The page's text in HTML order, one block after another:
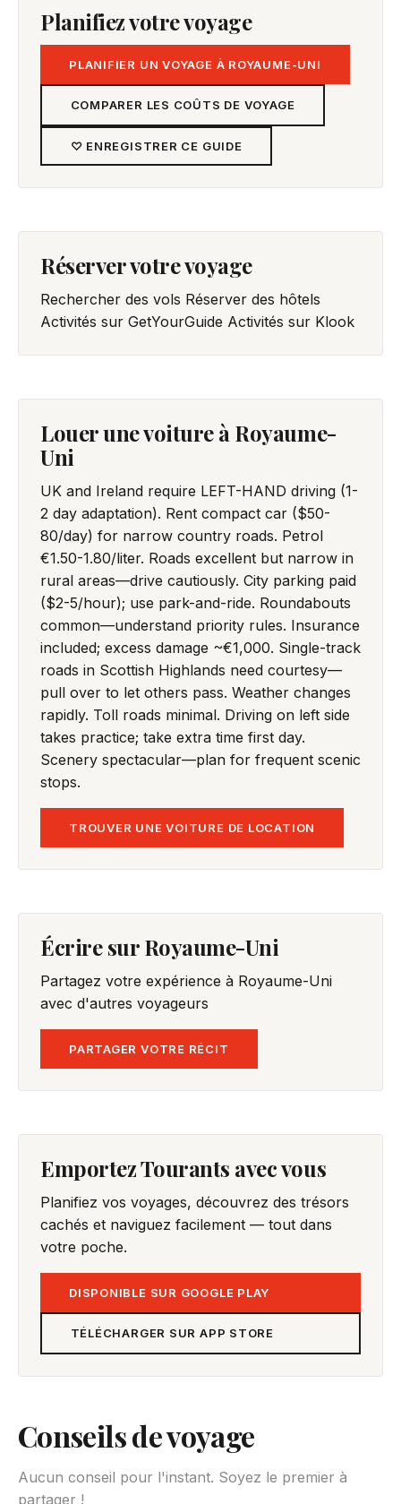
Planifiez votre voyage
PLANIFIER UN VOYAGE À ROYAUME-UNI
COMPARER LES COÛTS DE VOYAGE
♡ ENREGISTRER CE GUIDE
Réserver votre voyage
Rechercher des vols Réserver des hôtels
Activités sur GetYourGuide Activités sur Klook
Louer une voiture à Royaume-
Uni
UK and Ireland require LEFT-HAND driving (1-
2 day adaptation). Rent compact car ($50-
80/day) for narrow country roads. Petrol
€1.50-1.80/liter. Roads excellent but narrow in
rural areas—drive cautiously. City parking paid
($2-5/hour); use park-and-ride. Roundabouts
common—understand priority rules. Insurance
included; excess damage ~€1,000. Single-track
roads in Scottish Highlands need courtesy—
pull over to let others pass. Weather changes
rapidly. Toll roads minimal. Driving on left side
takes practice; take extra time first day.
Scenery spectacular—plan for frequent scenic
stops.
TROUVER UNE VOITURE DE LOCATION
Écrire sur Royaume-Uni
Partagez votre expérience à Royaume-Uni
avec d'autres voyageurs
PARTAGER VOTRE RÉCIT
Emportez Tourants avec vous
Planifiez vos voyages, découvrez des trésors
cachés et naviguez facilement — tout dans
votre poche.
DISPONIBLE SUR GOOGLE PLAY
TÉLÉCHARGER SUR APP STORE
Conseils de voyage
Aucun conseil pour l'instant. Soyez le premier à
partager !